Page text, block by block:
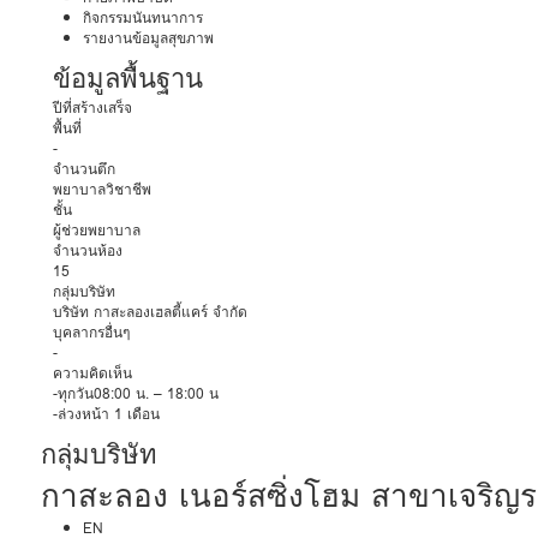
กิจกรรมนันทนาการ
รายงานข้อมูลสุขภาพ
ข้อมูลพื้นฐาน
ปีที่สร้างเสร็จ
พื้นที่
-
จำนวนตึก
พยาบาลวิชาชีพ
ชั้น
ผู้ช่วยพยาบาล
จำนวนห้อง
15
กลุ่มบริษัท
บริษัท กาสะลองเฮลตี้แคร์ จำกัด
บุคลากรอื่นๆ
-
ความคิดเห็น
-ทุกวัน08:00 น. – 18:00 น
-ล่วงหน้า 1 เดือน
กลุ่มบริษัท
กาสะลอง เนอร์สซิ่งโฮม สาขาเจริญ
EN